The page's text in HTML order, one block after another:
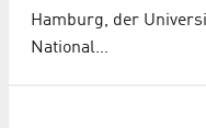
Hamburg, der
National…